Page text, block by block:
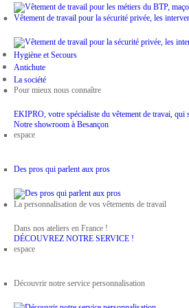
Vêtement de travail pour la sécurité privée, les
Hygiène et Secours
Antichute
La société
Pour mieux nous connaître
EKIPRO, votre spécialiste du vêtement de travai, qui
Notre showroom à Besançon
espace
Des pros qui parlent aux pros
La personnalisation de vos vêtements de travail
Dans nos ateliers en France !
DÉCOUVREZ NOTRE SERVICE !
espace
Découvrir notre service personnalisation